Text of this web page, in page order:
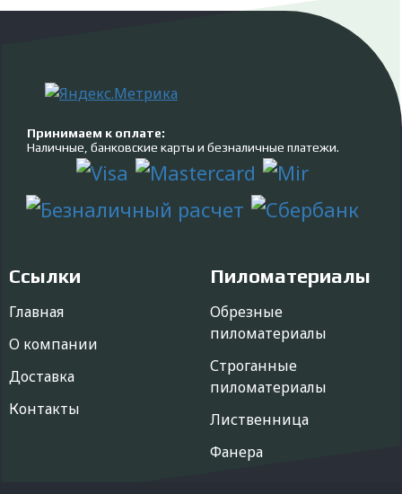
Принимаем к оплате:
Наличные, банковские карты и безналичные платежи.
Ссылки
Главная
О компании
Доставка
Контакты
Пиломатериалы
Обрезные
пиломатериалы
Строганные
пиломатериалы
Лиственница
Фанера